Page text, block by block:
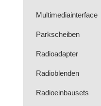
Multimediainterface
Parkscheiben
Radioadapter
Radioblenden
Radioeinbausets